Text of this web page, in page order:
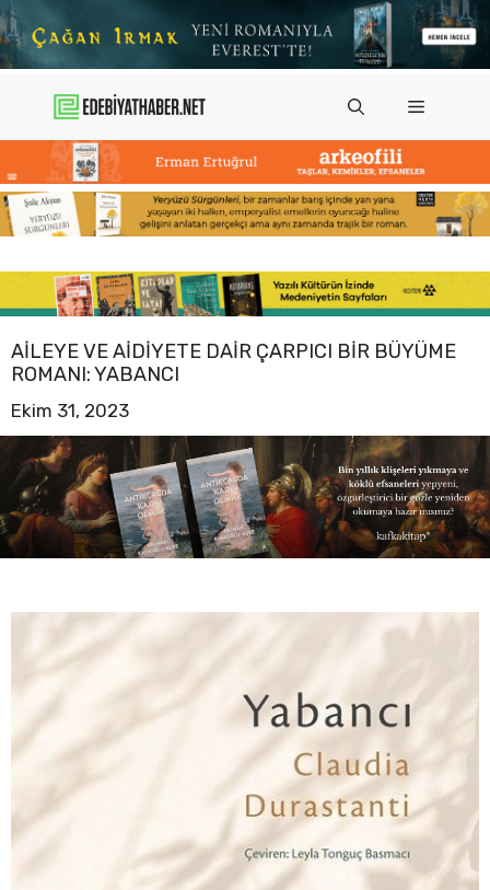
İçeriğe
atla
Menü
AILEYE VE AIDIYETE DAIR ÇARPICI BIR BÜYÜME
ROMANI: YABANCI
Ekim 31, 2023